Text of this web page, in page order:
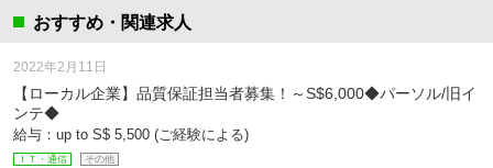
おすすめ・関連求人
【ローカル企業】品質保証担当者募集！～S$6,000◆パーソル/旧イ
ンテ◆
給与：up to S$ 5,500 (ご経験による)
ＩＴ・通信 その他
2022年2月11日